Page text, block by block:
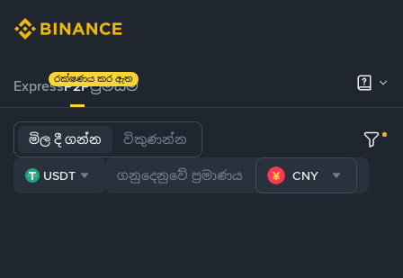
ExpressP2Pප්‍රිමියම්
රක්ෂණය කර ඇත
මිල දී ගන්න විකුණන්න
USDT CNY